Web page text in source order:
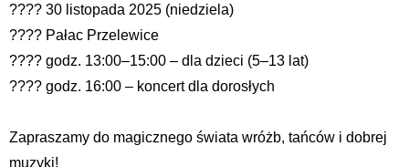
???? 30 listopada 2025 (niedziela)
???? Pałac Przelewice
???? godz. 13:00–15:00 – dla dzieci (5–13 lat)
???? godz. 16:00 – koncert dla dorosłych
Zapraszamy do magicznego świata wróżb, tańców i dobrej
muzyki!